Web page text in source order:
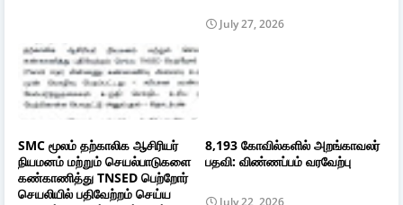
July 27, 2026
SMC மூலம் தற்காலிக ஆசிரியர்
நியமனம் மற்றும் செயல்பாடுகளை
கண்காணித்து TNSED பெற்றோர்
செயலியில் பதிவேற்றம் செய்ய
8,193 கோவில்களில் அறங்காவலர்
பதவி: விண்ணப்பம் வரவேற்பு